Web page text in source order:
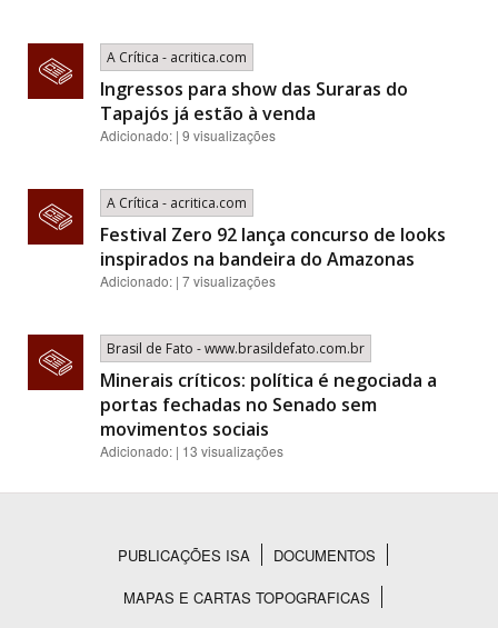
A Crítica - acritica.com
Ingressos para show das Suraras do
Tapajós já estão à venda
Adicionado: | 9 visualizações
A Crítica - acritica.com
Festival Zero 92 lança concurso de looks
inspirados na bandeira do Amazonas
Adicionado: | 7 visualizações
Brasil de Fato - www.brasildefato.com.br
Minerais críticos: política é negociada a
portas fechadas no Senado sem
movimentos sociais
Adicionado: | 13 visualizações
Rodapé
PUBLICAÇÕES ISA
DOCUMENTOS
MAPAS E CARTAS TOPOGRAFICAS